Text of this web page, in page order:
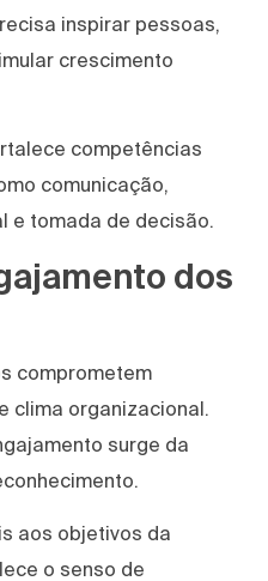
inspirar pessoas,
crescimento
competências
comunicação,
e tomada de decisão.
dos
comprometem
clima organizacional.
surge da
aos objetivos da
o senso de